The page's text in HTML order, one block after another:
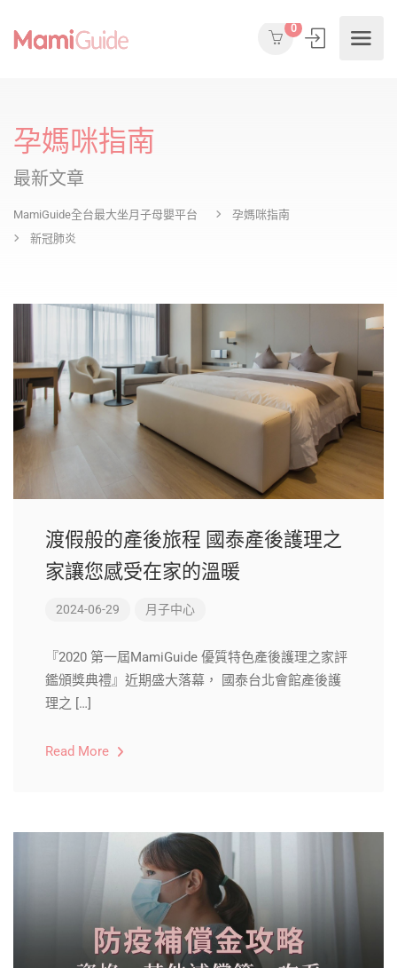
0
孕媽咪指南
最新文章
MamiGuide全台最大坐月子母嬰平台
孕媽咪指南
新冠肺炎
渡假般的產後旅程 國泰產後護理之
家讓您感受在家的溫暖
2024-06-29 月子中心
『2020 第一屆MamiGuide 優質特色產後護理之家評
鑑頒獎典禮』近期盛大落幕， 國泰台北會館產後護
理之 […]
Read More